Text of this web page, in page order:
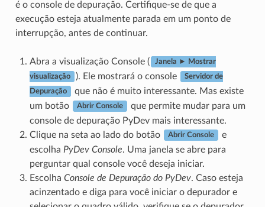
é o console de depuração. Certifique-se de que a
execução esteja atualmente parada em um ponto de
interrupção, antes de continuar.
Abra a visualização Console ( Janela ► Mostrar
visualização ). Ele mostrará o console Servidor de
Depuração
que não é muito interessante. Mas existe
um botão
Abrir Console
que permite mudar para um
console de depuração PyDev mais interessante.
Clique na seta ao lado do botão
Abrir Console
e
escolha PyDev Console. Uma janela se abre para
perguntar qual console você deseja iniciar.
Escolha Console de Depuração do PyDev. Caso esteja
acinzentado e diga para você iniciar o depurador e